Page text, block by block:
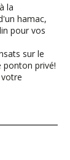
la
hamac,
pour vos
sur le
privé!